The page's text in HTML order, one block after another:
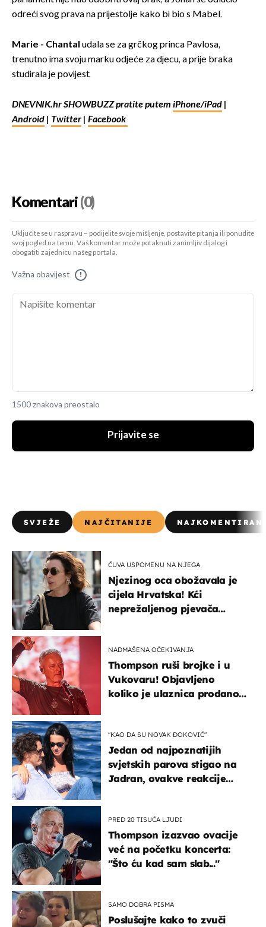
odreći svog prava na prijestolje kako bi bio s Mabel.
Marie - Chantal udala se za grčkog princa Pavlosa,
trenutno ima svoju marku odjeće za djecu, a prije braka
studirala je povijest.
DNEVNIK.hr SHOWBUZZ pratite putem iPhone/iPad |
Android | Twitter | Facebook
Komentari(0)
Uključite se u raspravu – podijelite svoje mišljenje, postavite pitanja ili ponudite
svoj pogled na temu. Vaš komentar može potaknuti zanimljiv dijalog i
obogatiti zajednicu našeg portala.
Važna obavijest !
1500 znakova preostalo
Prijavite se
SVJEŽE NAJČITANIJE
ČUVA USPOMENU NA NJEGA
Njezinog oca obožavala je
cijela Hrvatska! Kći
neprežaljenog pjevača
NADMAŠENA OČEKIVANJA
Thompson ruši brojke i u
Vukovaru! Objavljeno
koliko je ulaznica prodano
"KAO DA SU NOVAK ĐOKOVIĆ"
Jedan od najpoznatijih
svjetskih parova stigao na
Jadran, ovakve reakcije
PRED 20 TISUĆA LJUDI
Thompson izazvao ovacije
već na početku koncerta:
"Što ću kad sam slab..."
SAMO DOBRA PISMA
Poslušajte kako to zvuči